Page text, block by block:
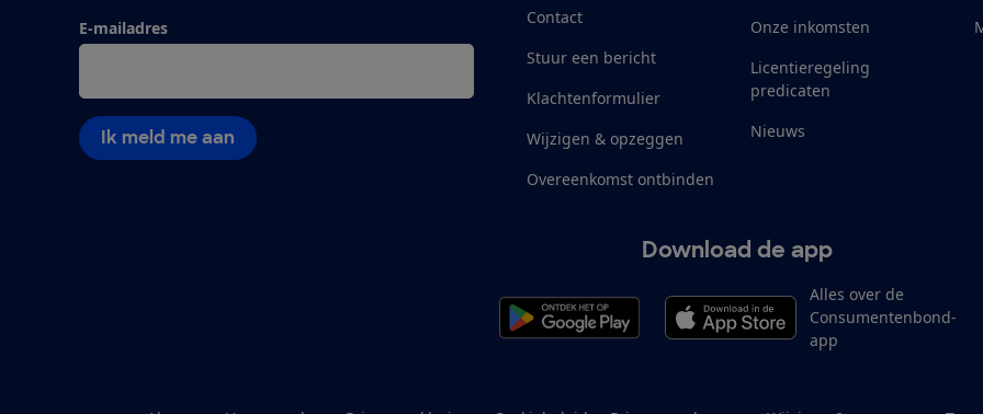
E-mailadres
Ik meld me aan
Contact
Stuur een bericht
Klachtenformulier
Wijzigen & opzeggen
Overeenkomst ontbinden
Onze inkomsten
Licentieregeling
predicaten
Nieuws
Download de app
Alles over de
Consumentenbond-
app